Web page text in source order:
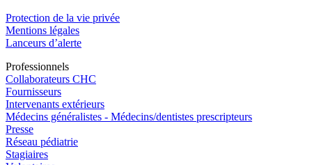
Protection de la vie privée
Mentions légales
Lanceurs d’alerte
Professionnels
Collaborateurs CHC
Fournisseurs
Intervenants extérieurs
Médecins généralistes - Médecins/dentistes prescripteurs
Presse
Réseau pédiatrie
Stagiaires